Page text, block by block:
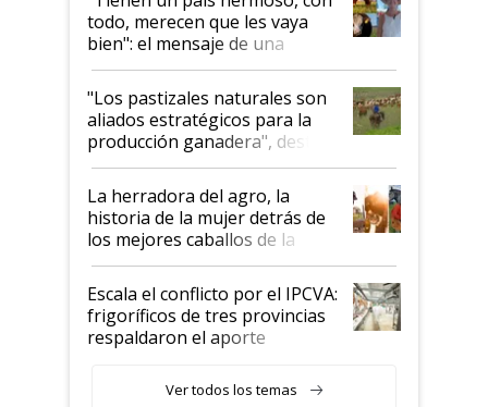
todo, merecen que les vaya
bien": el mensaje de una
ganadera uruguaya sobre las
oportunidades que se abren
para el agro en Argentina, con
foco en la carne
"Los pastizales naturales son
aliados estratégicos para la
producción ganadera", destaca
la iniciativa que ya reúne a 46
establecimientos en Argentina
La herradora del agro, la
historia de la mujer detrás de
los mejores caballos de la
Argentina y los mitos que
todavía hacen sufrir a estos
animales: "Mientras me
descalificaban, yo seguí
haciendo currículum"
Escala el conflicto por el IPCVA:
frigoríficos de tres provincias
respaldaron el aporte
Ver todos los temas